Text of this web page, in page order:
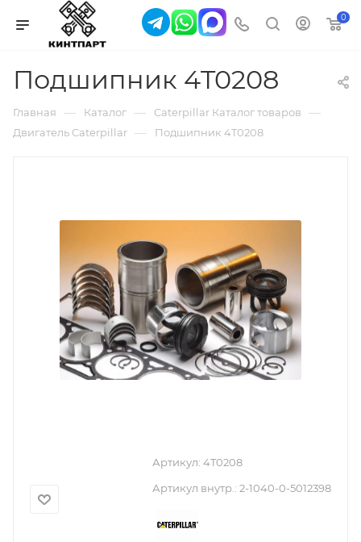
0
Подшипник 4T0208
Главная — Каталог — Caterpillar Каталог товаров —
Двигатель Caterpillar — Подшипник 4T0208
Артикул: 4T0208
Артикул внутр.: 2-1040-0-5012398